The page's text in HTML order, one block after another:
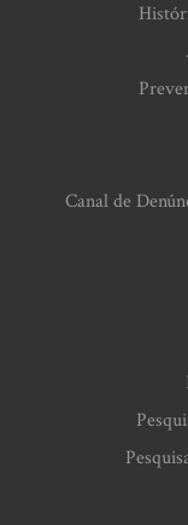
Canal de